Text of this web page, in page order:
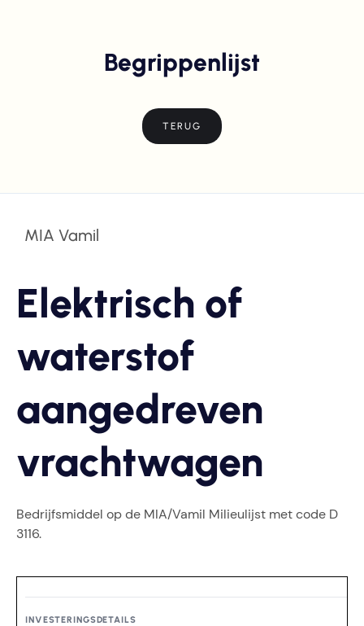
Begrippenlijst
TERUG
MIA Vamil
Elektrisch of
waterstof
aangedreven
vrachtwagen
Bedrijfsmiddel op de MIA/Vamil Milieulijst met code D
3116.
INVESTERINGSDETAILS